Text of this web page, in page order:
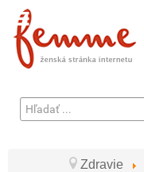
Hľadať
...
Zdravie